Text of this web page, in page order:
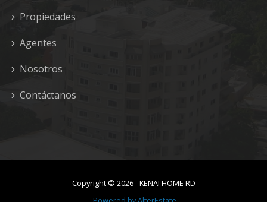
Propiedades
Agentes
Nosotros
Contáctanos
Copyright © 2026-KENAI HOME RD